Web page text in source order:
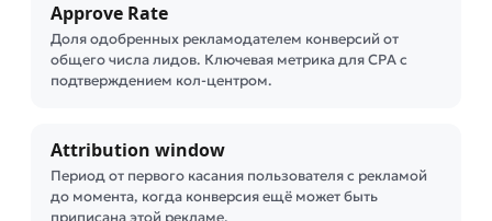
Approve Rate
Доля одобренных рекламодателем конверсий от
общего числа лидов. Ключевая метрика для CPA с
подтверждением кол-центром.
Attribution window
Период от первого касания пользователя с рекламой
до момента, когда конверсия ещё может быть
приписана этой рекламе.